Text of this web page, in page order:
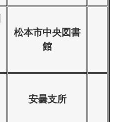
松本市中央図書
館
安曇支所